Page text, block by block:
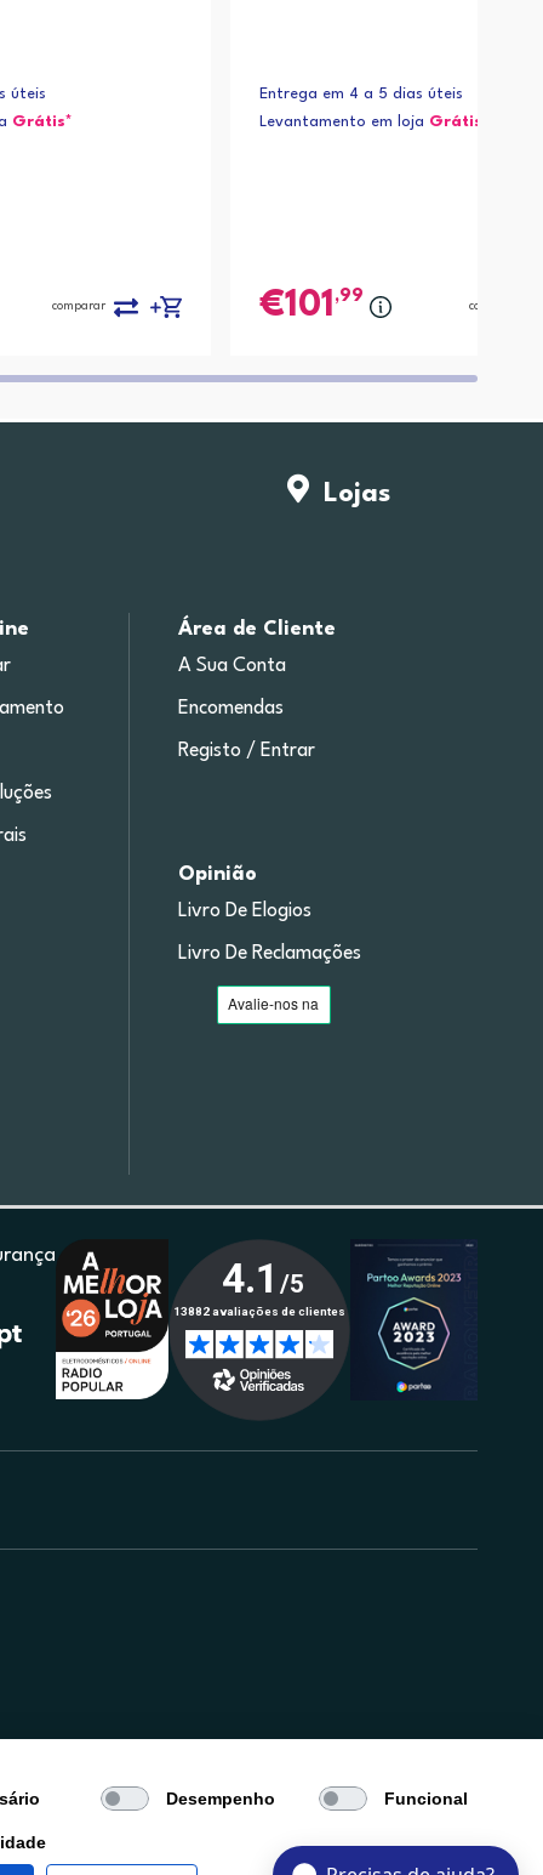
úteis
Grátis*
comparar
Entrega em 4 a 5 dias úteis
Levantamento em loja Grátis*
101 ,99
comparar
Lojas
Área de Cliente
A Sua Conta
Encomendas
Registo / Entrar
Opinião
Livro De Elogios
Livro De Reclamações
Desempenho Funcional